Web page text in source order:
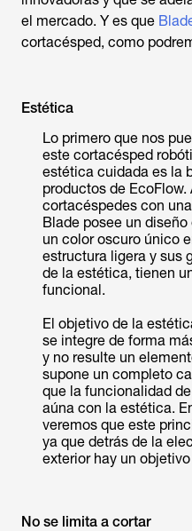
el mercado. Y es que
cortacésped, como
Estética
Lo primero que nos
este cortacésped
estética cuidada es la
productos de
cortacéspedes con
Blade posee un
un color oscuro único
estructura ligera y sus
de la estética, tienen
funcional.
El objetivo de la
se integre de forma
y no resulte un
supone un completo
que la funcionalidad
aúna con la estética.
veremos que este
ya que detrás de la
exterior hay un
No se limita a cortar